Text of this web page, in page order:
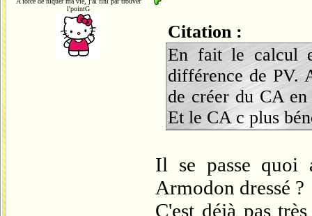
l'pointG
Citation :
En fait le calcul
différence de PV.
de créer du CA
Et le CA c plus
Il se passe quoi
Armodon dressé ?
C'est déjà pas